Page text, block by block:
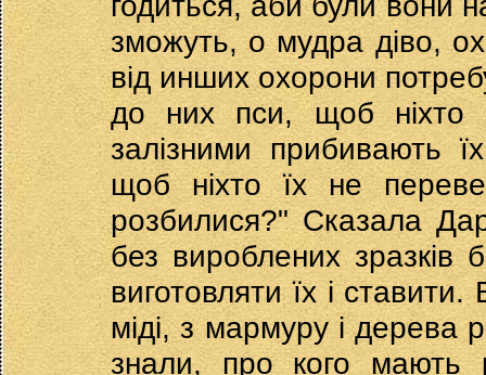
зможуть, о мудра діво,
від инших охорони
до них пси, щоб ніхто
залізними прибивають
щоб ніхто їх не
розбилися?" Сказала
без вироблених зразків
виготовляти їх і ставити.
міді, з мармуру і дерева
знали, про кого мають